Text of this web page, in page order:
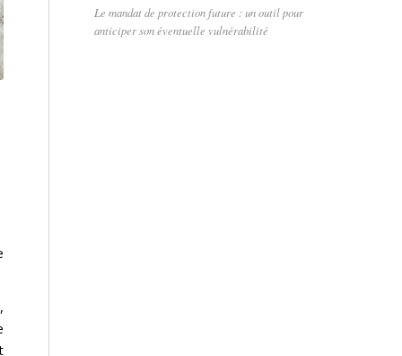
Le mandat de protection future : un outil pour
anticiper son éventuelle vulnérabilité